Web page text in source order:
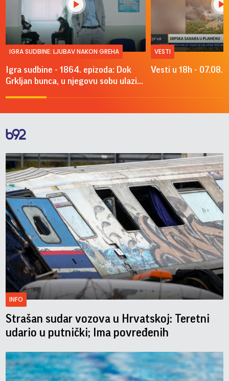
IGRA SUDBINE: LJUBAV NAKON GREHA
Igra sudbine - 1864. epizoda: Dok
Grkljan bunca, u njegovu sobu ulazi...
VESTI
Vesti u 18h -
INFO
Strašan sudar vozova u Hrvatskoj: Teretni
udario u putnički; Ima povređenih